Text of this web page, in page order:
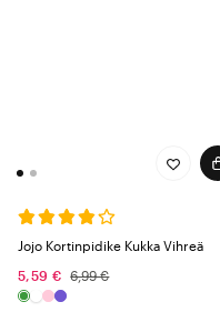
Jojo Kortinpidike Kukka Vihreä
5,59 €
6,99 €